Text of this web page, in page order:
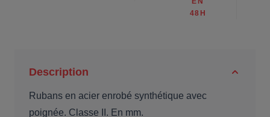
48H
Description
Rubans en acier enrobé synthétique avec
poignée. Classe II. En mm.